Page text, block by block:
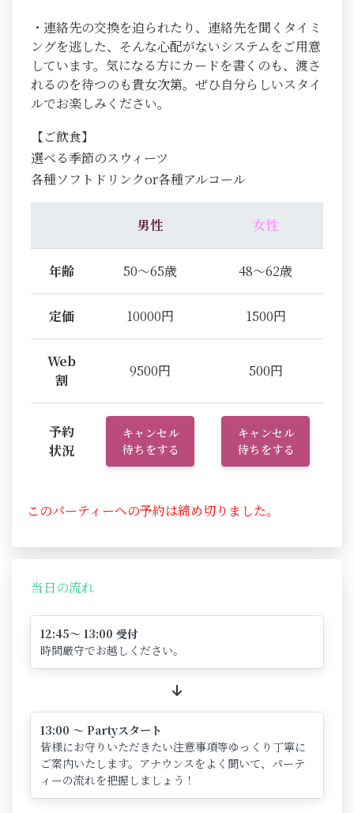
・連絡先の交換を迫られたり、連絡先を聞くタイミ
ングを逃した、そんな心配がないシステムをご用意
しています。気になる方にカードを書くのも、渡さ
れるのを待つのも貴女次第。ぜひ自分らしいスタイ
ルでお楽しみください。
【ご飲食】
選べる季節のスウィーツ
各種ソフトドリンクor各種アルコール
男性 女性
年齢 50～65歳 48～62歳
定価 10000円 1500円
Web
割
9500円 500円
予約
状況
キャンセル
待ちをする
キャンセル
待ちをする
このパーティーへの予約は締め切りました。
当日の流れ
12:45～ 13:00 受付
時間厳守でお越しください。
13:00 ～ Partyスタート
皆様にお守りいただきたい注意事項等ゆっくり丁寧に
ご案内いたします。アナウンスをよく聞いて、パーテ
ィーの流れを把握しましょう！